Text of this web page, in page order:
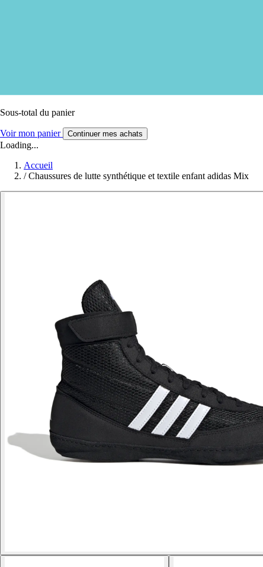
Sous-total du panier
Voir mon panier Continuer mes achats
Loading...
Accueil
/ Chaussures de lutte synthétique et textile enfant adidas Mix